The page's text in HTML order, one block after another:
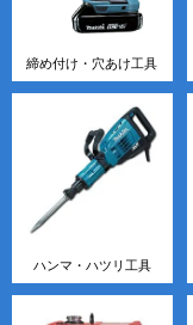
締め付け・穴あけ工具
ハンマ・ハツリ工具